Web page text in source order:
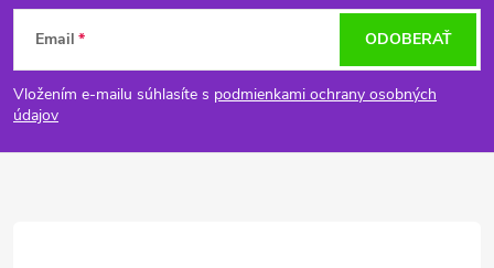
Z
á
p
Email
Vložením e-mailu súhlasíte s podmienkami ochrany osobných
údajov
ODOBERAŤ